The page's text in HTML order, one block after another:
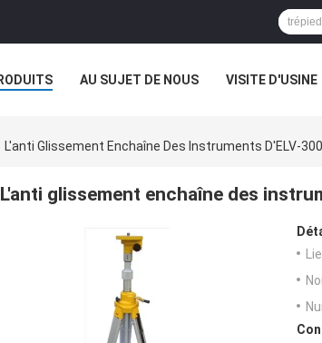
AU SUJET DE NOUS VISITE D'USINE
L'anti Glissement Enchaîne Des Instruments D'ELV-
L'anti glissement enchaîne des